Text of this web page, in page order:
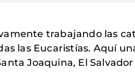
trabajando las
las Eucaristías. Aquí
Joaquina, El